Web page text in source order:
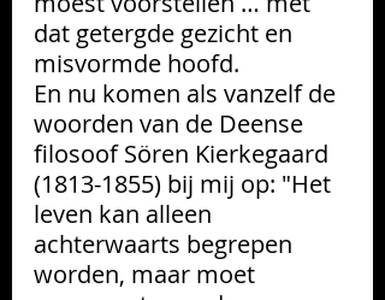
dat getergde gezicht en
misvormde hoofd.
En nu komen als vanzelf de
woorden van de Deense
filosoof Sören Kierkegaard
(1813-1855) bij mij op: "Het
leven kan alleen
achterwaarts begrepen
worden, maar moet